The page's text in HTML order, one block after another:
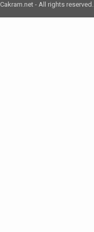
Cakram.net - All rights reserved.